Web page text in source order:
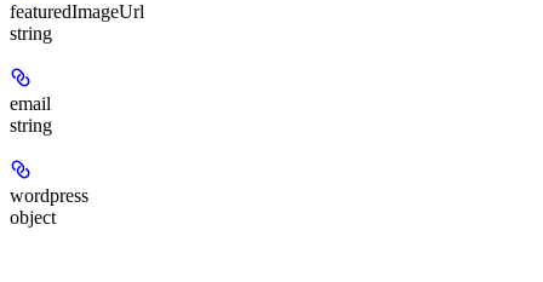
featuredImageUrl
string
email
string
wordpress
object